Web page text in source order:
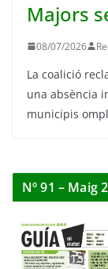
Majors
08/07/2026
La coalició
una absència
municipis
Nº 91 – Maig